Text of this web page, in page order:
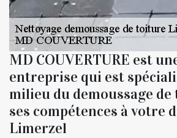
MD COUVERTURE est
entreprise qui est
milieu du demoussage
ses compétences à votre
Limerzel